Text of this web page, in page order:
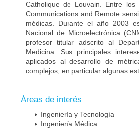
Catholique de Louvain. Entre
Communications and Remote
médicas. Durante el año 2003
Nacional de Microelectrónica
profesor titular adscrito al
Medicina. Sus principales
aplicados al desarrollo de
complejos, en particular algunas
Áreas de interés
Ingeniería y Tecnología
Ingeniería Médica